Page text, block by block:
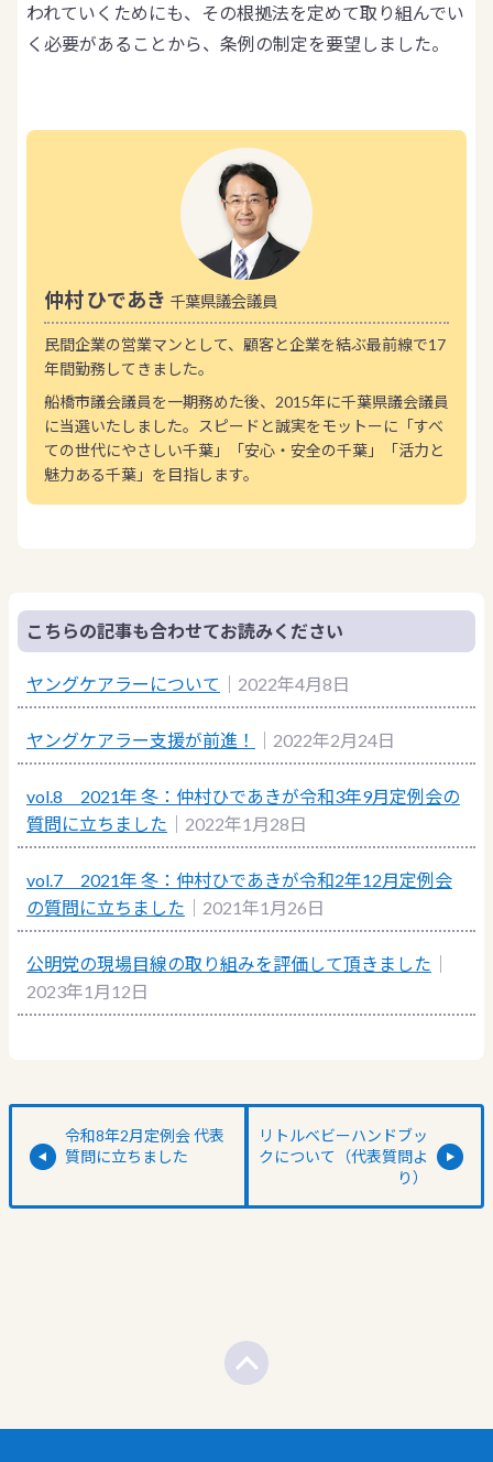
われていくためにも、その根拠法を定めて取り組んでい
く必要があることから、条例の制定を要望しました。
仲村 ひであき 千葉県議会議員
民間企業の営業マンとして、顧客と企業を結ぶ最前線で17
年間勤務してきました。
船橋市議会議員を一期務めた後、2015年に千葉県議会議員
に当選いたしました。スピードと誠実をモットーに「すべ
ての世代にやさしい千葉」「安心・安全の千葉」「活力と
魅力ある千葉」を目指します。
こちらの記事も合わせてお読みください
ヤングケアラーについて ｜2022年4月8日
ヤングケアラー支援が前進！ ｜2022年2月24日
vol.8 2021年 冬：仲村ひであきが令和3年9月定例会の
質問に立ちました ｜2022年1月28日
vol.7 2021年 冬：仲村ひであきが令和2年12月定例会
の質問に立ちました ｜2021年1月26日
公明党の現場目線の取り組みを評価して頂きました
2023年1月12日
令和8年2月定例会 代表
質問に立ちました
リトルベビーハンドブッ
クについて（代表質問よ
り）